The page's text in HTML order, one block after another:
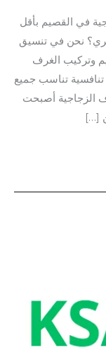
في القصيم بأقل
نحن في تنسيق
وتركيب الغرف
تناسب جميع
الزجاجية أصبحت
[…]